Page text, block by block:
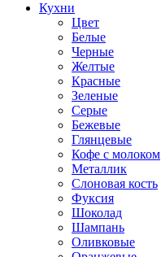
Кухни
Цвет
Белые
Черные
Желтые
Красные
Зеленые
Серые
Бежевые
Глянцевые
Кофе с молоком
Металлик
Слоновая кость
Фуксия
Шоколад
Шампань
Оливковые